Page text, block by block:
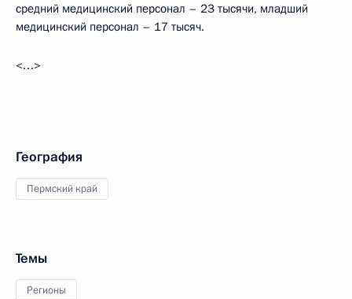
средний медицинский персонал – 23 тысячи, младший
медицинский персонал – 17 тысяч.
<…>
География
Пермский край
Темы
Регионы